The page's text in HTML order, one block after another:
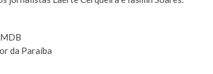
da Paraíba